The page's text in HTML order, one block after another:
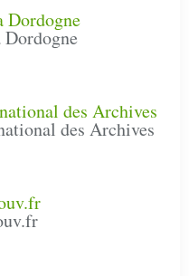
des Archives